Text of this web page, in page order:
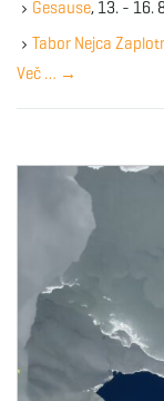
e
y
w
r
Gesause, 13. - 16.
Tabor Nejca
Več … →